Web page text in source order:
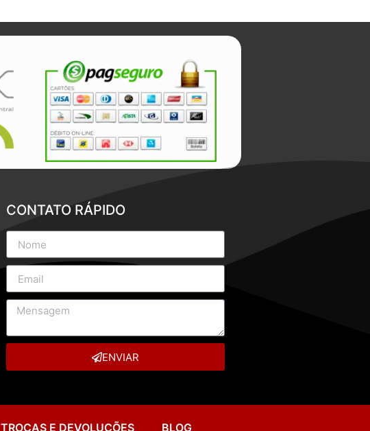
CONTATO RÁPIDO
ENVIAR
TROCAS E DEVOLUÇÕES BLOG